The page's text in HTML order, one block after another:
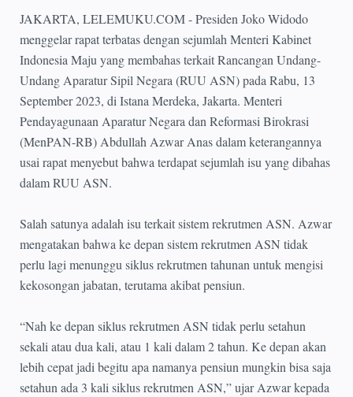
JAKARTA, LELEMUKU.COM - Presiden Joko Widodo
menggelar rapat terbatas dengan sejumlah Menteri Kabinet
Indonesia Maju yang membahas terkait Rancangan Undang-
Undang Aparatur Sipil Negara (RUU ASN) pada Rabu, 13
September 2023, di Istana Merdeka, Jakarta. Menteri
Pendayagunaan Aparatur Negara dan Reformasi Birokrasi
(MenPAN-RB) Abdullah Azwar Anas dalam keterangannya
usai rapat menyebut bahwa terdapat sejumlah isu yang dibahas
dalam RUU ASN.
Salah satunya adalah isu terkait sistem rekrutmen ASN. Azwar
mengatakan bahwa ke depan sistem rekrutmen ASN tidak
perlu lagi menunggu siklus rekrutmen tahunan untuk mengisi
kekosongan jabatan, terutama akibat pensiun.
“Nah ke depan siklus rekrutmen ASN tidak perlu setahun
sekali atau dua kali, atau 1 kali dalam 2 tahun. Ke depan akan
lebih cepat jadi begitu apa namanya pensiun mungkin bisa saja
setahun ada 3 kali siklus rekrutmen ASN,” ujar Azwar kepada